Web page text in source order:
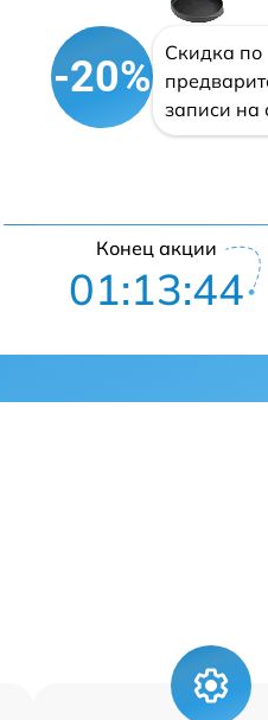
-20%
Скидка по
записи на
Конец акции
01:13:43